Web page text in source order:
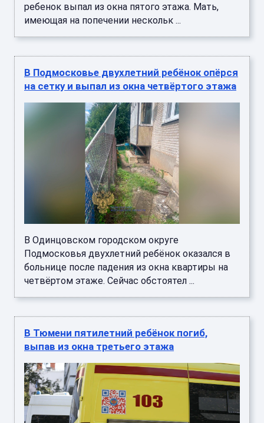
ребенок выпал из окна пятого этажа. Мать,
имеющая на попечении нескольк ...
В Подмосковье двухлетний ребёнок опёрся
на сетку и выпал из окна четвёртого этажа
В Одинцовском городском округе
Подмосковья двухлетний ребёнок оказался в
больнице после падения из окна квартиры на
четвёртом этаже. Сейчас обстоятел ...
В Тюмени пятилетний ребёнок погиб,
выпав из окна третьего этажа